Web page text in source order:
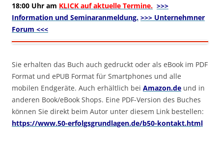
18:00 Uhr am KLICK auf aktuelle Termine. >>>
Information und Seminaranmeldung. >>> Unternehmner
Forum <<<
Sie erhalten das Buch auch gedruckt oder als eBook im PDF
Format und ePUB Format für Smartphones und alle
mobilen Endgeräte. Auch erhältlich bei Amazon.de und in
anderen Book/eBook Shops. Eine PDF-Version des Buches
können Sie direkt beim Autor unter diesem Link bestellen:
https://www.50-erfolgsgrundlagen.de/b50-kontakt.html